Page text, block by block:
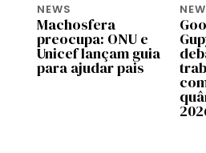
NEWS
Machosfera
preocupa: ONU e
Unicef lançam guia
para ajudar pais